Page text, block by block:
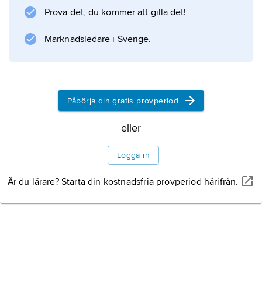
BAR/Honda 2003–08 (som bäst VM-trea
2004), Brawn GP 2009 och McLaren–
Mercedes
Information om artikeln
Prova det, du kommer att gilla det!
Marknadsledare i Sverige.
Påbörja din gratis provperiod
eller
Logga in
Är du lärare? Starta din kostnadsfria provperiod härifrån.